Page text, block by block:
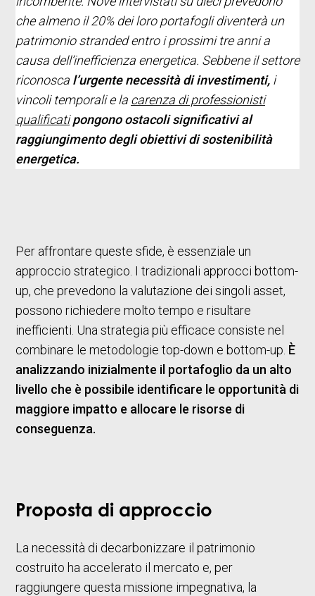
che almeno il 20% dei loro portafogli diventerà un
patrimonio stranded entro i prossimi tre anni a
causa dell’inefficienza energetica. Sebbene il settore
riconosca l’urgente necessità di investimenti, i
vincoli temporali e la carenza di professionisti
qualificati pongono ostacoli significativi al
raggiungimento degli obiettivi di sostenibilità
energetica.
Per affrontare queste sfide, è essenziale un
approccio strategico. I tradizionali approcci bottom-
up, che prevedono la valutazione dei singoli asset,
possono richiedere molto tempo e risultare
inefficienti. Una strategia più efficace consiste nel
combinare le metodologie top-down e bottom-up. È
analizzando inizialmente il portafoglio da un alto
livello che è possibile identificare le opportunità di
maggiore impatto e allocare le risorse di
conseguenza.
Proposta di approccio
La necessità di decarbonizzare il patrimonio
costruito ha accelerato il mercato e, per
raggiungere questa missione impegnativa, la